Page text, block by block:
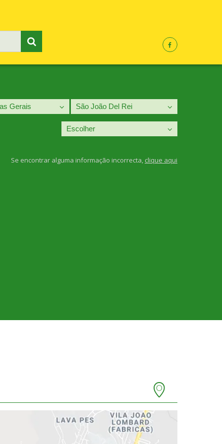
Se encontrar alguma informação incorrecta, clique aqui